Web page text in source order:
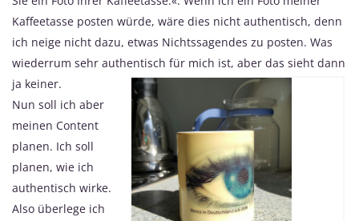
Kaffeetasse posten würde, wäre dies nicht authentisch, denn
ich neige nicht dazu, etwas Nichtssagendes zu posten. Was
wiederrum sehr authentisch für mich ist, aber das sieht dann
ja keiner.
Nun soll ich aber
meinen Content
planen. Ich soll
planen, wie ich
authentisch wirke.
Also überlege ich